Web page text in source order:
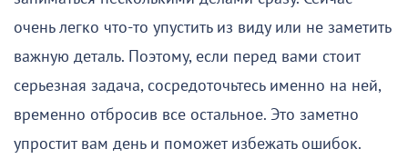
очень легко что-то упустить из виду или не заметить
важную деталь. Поэтому, если перед вами стоит
серьезная задача, сосредоточьтесь именно на ней,
временно отбросив все остальное. Это заметно
упростит вам день и поможет избежать ошибок.